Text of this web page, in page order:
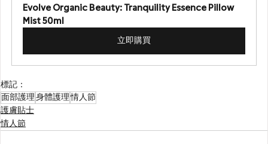
Evolve Organic Beauty: Tranquility Essence Pillow
Mist 50ml
立即購買
標記：
面部護理身體護理情人節
護膚貼士
情人節